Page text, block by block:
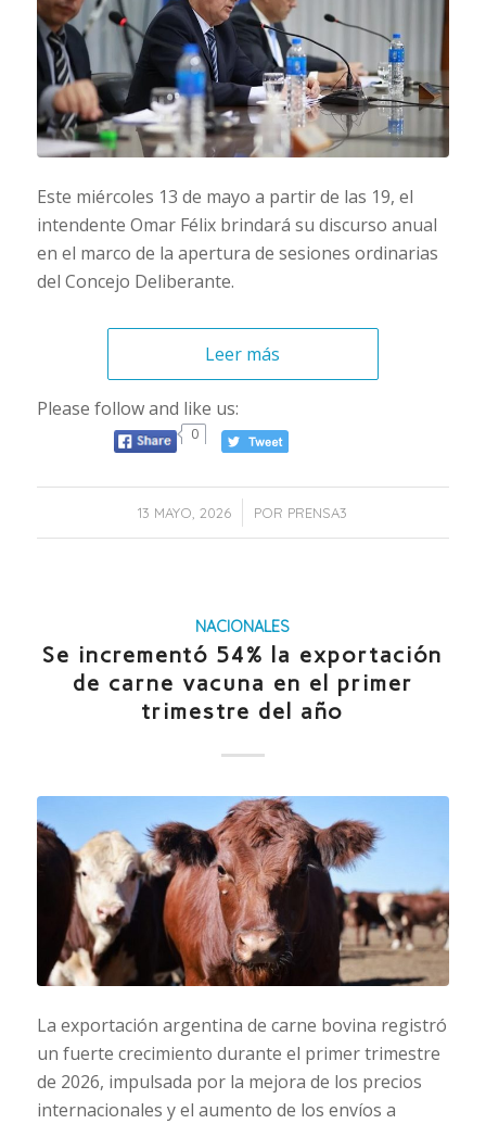
Este miércoles 13 de mayo a partir de las 19, el
intendente Omar Félix brindará su discurso anual
en el marco de la apertura de sesiones ordinarias
del Concejo Deliberante.
Leer más
Please follow and like us:
0
13 MAYO, 2026
/ POR PRENSA3
NACIONALES
Se incrementó 54% la exportación
de carne vacuna en el primer
trimestre del año
La exportación argentina de carne bovina registró
un fuerte crecimiento durante el primer trimestre
de 2026, impulsada por la mejora de los precios
internacionales y el aumento de los envíos a